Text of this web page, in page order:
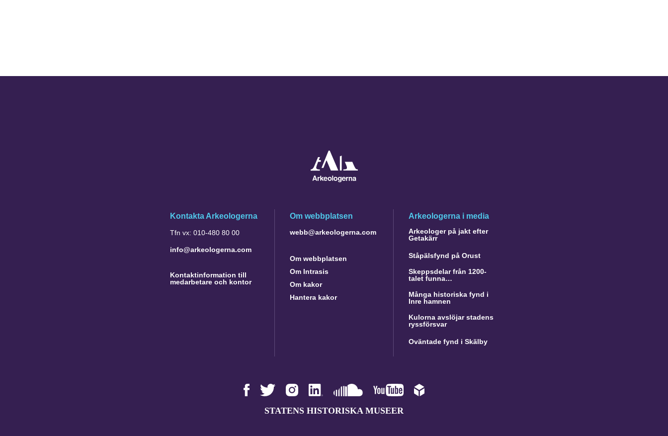
Kontakta Arkeologerna
Tfn vx: 010-480 80 00
info@arkeologerna.com
Kontaktinformation till
medarbetare och kontor
Om webbplatsen
webb@arkeologerna.com
Om webbplatsen
Om Intrasis
Om kakor
Hantera kakor
Arkeologerna i media
Arkeologer på jakt efter
Getakärr
Ståpälsfynd på Orust
Skeppsdelar från 1200-
talet funna…
Många historiska fynd i
Inre hamnen
Kulorna avslöjar stadens
ryssförsvar
Oväntade fynd i Skälby
STATENS HISTORISKA MUSEER